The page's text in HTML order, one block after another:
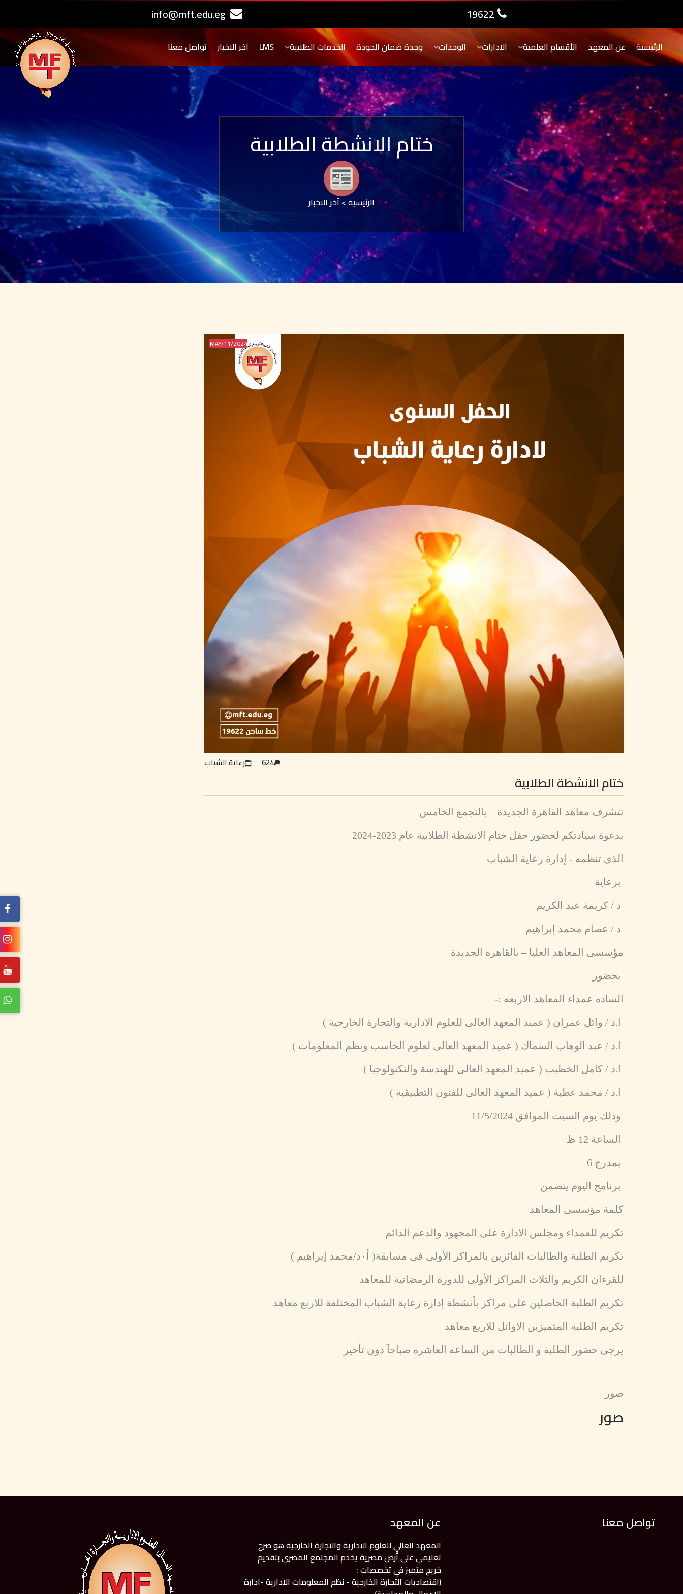
19622
الرئيسية عن المعهد الأقسام العلمية الادارات الوحدات وحدة ضمان الجودة الخدمات الطلابية LMS آخر الاخبار تواصل معنا
ختام الانشطة الطلابية
الرئيسية>آخر الاخبار
2024/MAY/11
رعاية الشباب 624
ختام الانشطة الطلابية
تتشرف معاهد القاهرة الجديدة – بالتجمع الخامس
بدعوة سيادتكم لحضور حفل ختام الانشطة الطلابية عام 2023-2024
الذى تنظمه - إدارة رعاية الشباب
برعاية
د / كريمة عبد الكريم
د / عصام محمد إبراهيم
مؤسسى المعاهد العليا – بالقاهرة الجديدة
بحضور
الساده عمداء المعاهد الاربعه :-
ا.د / وائل عمران ( عميد المعهد العالى للعلوم الادارية والتجارة الخارجية )
ا.د / عبد الوهاب السماك ( عميد المعهد العالى لعلوم الحاسب ونظم المعلومات )
ا.د / كامل الخطيب ( عميد المعهد العالى للهندسة والتكنولوجيا )
ا.د / محمد عطية ( عميد المعهد العالى للفنون التطبيقية )
وذلك يوم السبت الموافق 11/5/2024
الساعة 12 ظ
بمدرج 6
برنامج اليوم يتضمن
كلمة مؤسسى المعاهد
تكريم للعمداء ومجلس الادارة على المجهود والدعم الدائم
تكريم الطلبة والطالبات الفائزين بالمراكز الأولى فى مسابقة( أ٠د/محمد إبراهيم )
للقرءان الكريم والثلاث المراكز الأولى للدورة الرمضانية للمعاهد
تكريم الطلبة الحاصلين على مراكز بأنشطة إدارة رعاية الشباب المختلفة للاربع معاهد
تكريم الطلبة المتميزين الاوائل للاربع معاهد
يرجى حضور الطلبة و الطالبات من الساعه العاشرة صباحآ دون تأخير
صور
صور
تواصل معنا عن المعهد
المعهد العالي للعلوم الادارية والتجارة الخارجية هو صرح
تعليمي على أرض مصرية يخدم المجتمع المصري بتقديم
خريج متميز في تخصصات :
(اقتصاديات التجارة الخارجية - نظم المعلومات الادارية -ادارة